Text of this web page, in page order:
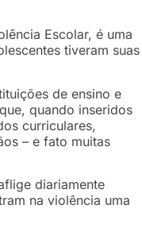
Escolar, é uma
tiveram suas
de ensino e
quando inseridos
curriculares,
– e fato muitas
diariamente
na violência uma